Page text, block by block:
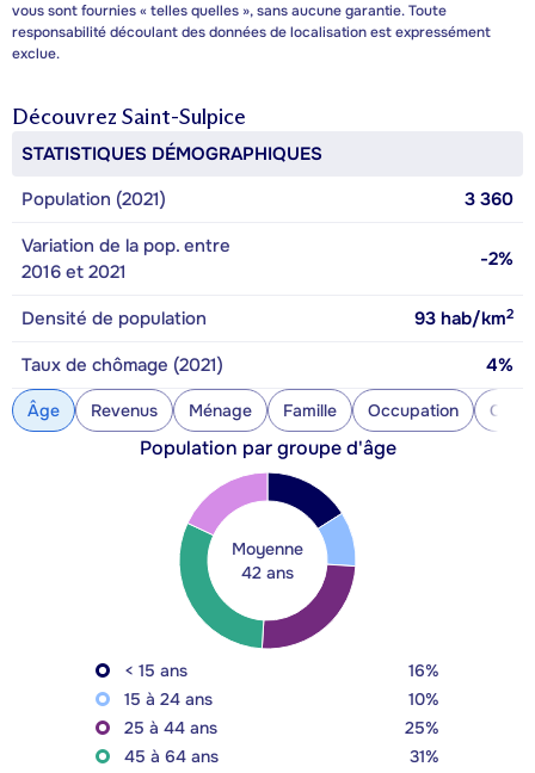
vous sont fournies « telles quelles », sans aucune garantie. Toute
responsabilité découlant des données de localisation est expressément
exclue.
Découvrez Saint-Sulpice
STATISTIQUES DÉMOGRAPHIQUES
Population (2021)
3 360
Variation de la pop. entre
2016 et 2021
-2%
Densité de population 93 hab/km2
Taux de chômage (2021) 4%
Âge Revenus Ménage Famille Occupation
Population par groupe d'âge
Moyenne
42 ans
< 15 ans
16%
15 à 24 ans
10%
25 à 44 ans
25%
45 à 64 ans
31%